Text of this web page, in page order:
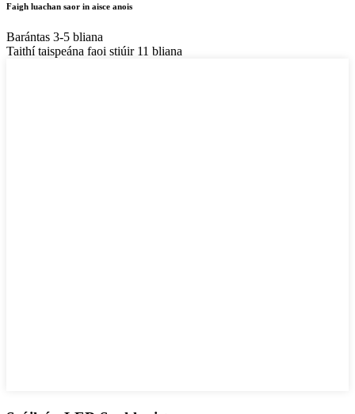
Faigh luachan saor in aisce anois
Barántas 3-5 bliana
Taithí taispeána faoi stiúir 11 bliana